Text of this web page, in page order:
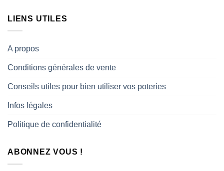
d’olives
LIENS UTILES
A propos
Conditions générales de vente
Conseils utiles pour bien utiliser vos poteries
Infos légales
Politique de confidentialité
ABONNEZ VOUS !